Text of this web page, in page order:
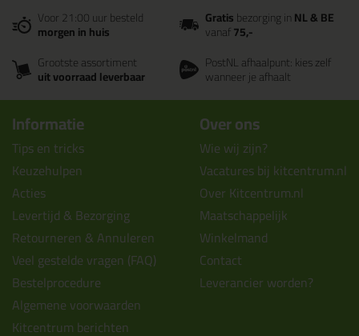
Voor 21:00 uur besteld
morgen in huis
Gratisbezorging inNL & BE
vanaf75,-
Grootste assortiment
uit voorraad leverbaar
PostNL afhaalpunt: kies zelf
wanneer je afhaalt
Informatie
Tips en tricks
Keuzehulpen
Acties
Levertijd & Bezorging
Retourneren & Annuleren
Veel gestelde vragen (FAQ)
Bestelprocedure
Algemene voorwaarden
Kitcentrum berichten
Over ons
Wie wij zijn?
Vacatures bij kitcentrum.nl
Over Kitcentrum.nl
Maatschappelijk
Winkelmand
Contact
Leverancier worden?